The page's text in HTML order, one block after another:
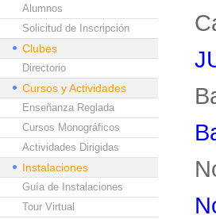
Alumnos
Solicitud de Inscripción
Clubes
Directorio
Cursos y Actividades
Enseñanza Reglada
Cursos Monográficos
Actividades Dirigidas
Instalaciones
Guía de Instalaciones
Tour Virtual